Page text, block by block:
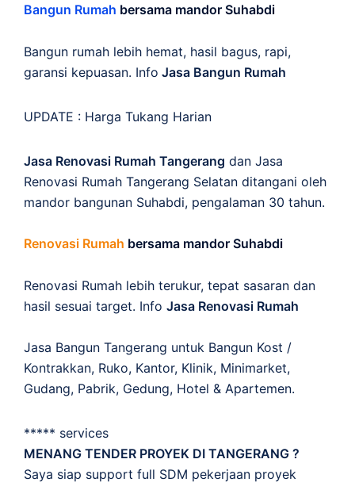
Bangun Rumah bersama mandor Suhabdi
Bangun rumah lebih hemat, hasil bagus, rapi,
garansi kepuasan. Info Jasa Bangun Rumah
UPDATE : Harga Tukang Harian
Jasa Renovasi Rumah Tangerang dan Jasa
Renovasi Rumah Tangerang Selatan ditangani oleh
mandor bangunan Suhabdi, pengalaman 30 tahun.
Renovasi Rumah bersama mandor Suhabdi
Renovasi Rumah lebih terukur, tepat sasaran dan
hasil sesuai target. Info Jasa Renovasi Rumah
Jasa Bangun Tangerang untuk Bangun Kost /
Kontrakkan, Ruko, Kantor, Klinik, Minimarket,
Gudang, Pabrik, Gedung, Hotel & Apartemen.
***** services
MENANG TENDER PROYEK DI TANGERANG ?
Saya siap support full SDM pekerjaan proyek